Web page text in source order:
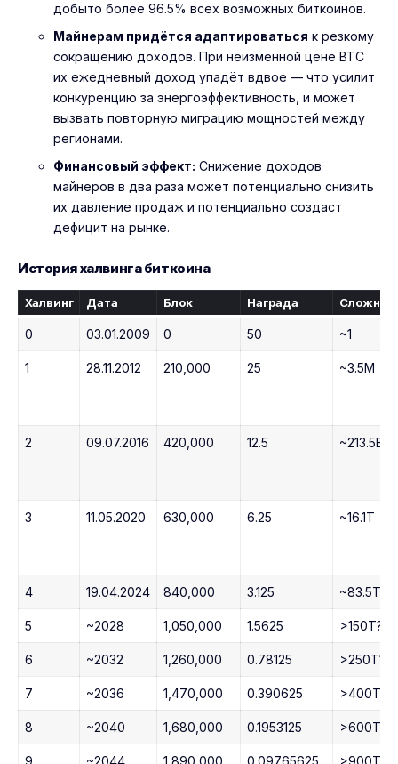
добыто более 96.5% всех возможных биткоинов.
Майнерам придётся адаптироваться к резкому
сокращению доходов. При неизменной цене BTC
их ежедневный доход упадёт вдвое — что усилит
конкуренцию за энергоэффективность, и может
вызвать повторную миграцию мощностей между
регионами.
Финансовый эффект: Снижение доходов
майнеров в два раза может потенциально снизить
их давление продаж и потенциально создаст
дефицит на рынке.
История халвинга биткоина
Халвинг Дата Блок Награда
0 03.01.2009 0 50 ~1
1 28.11.2012 210,000 25 ~3.5M
2 09.07.2016 420,000 12.5 ~213.5B
3 11.05.2020 630,000 6.25 ~16.1T
4 19.04.2024 840,000 3.125 ~83.5T
5 ~2028 1,050,000 1.5625 >150T?
6 ~2032 1,260,000 0.78125 >250T?
7 ~2036 1,470,000 0.390625 >400T?
8 ~2040 1,680,000 0.1953125 >600T?